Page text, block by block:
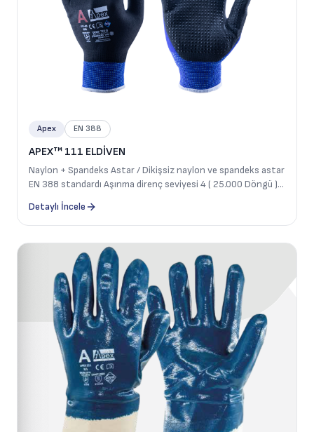
Apex EN 388
APEX™ 111 ELDİVEN
Naylon + Spandeks Astar / Dikişsiz naylon ve spandeks astar
EN 388 standardı Aşınma direnç seviyesi 4 ( 25.000 Döngü )
kaplaması Avuç içi tarafı, dayanıklılık için yükseltilmiş mikro
noktalara sahiptir
Detaylı İncele